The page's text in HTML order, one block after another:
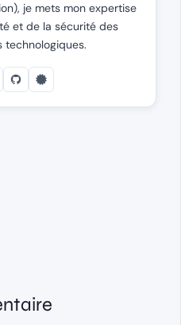
je mets mon expertise
et de la sécurité des
technologiques.